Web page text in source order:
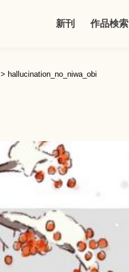
新刊 作品検索
> hallucination_no_niwa_obi